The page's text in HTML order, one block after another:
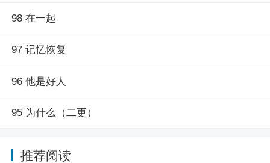
太子妃。
他想，怎么可能？
他爱上了最不应该爱的人。
伪太子妃实际上星际海盗头子女主X温润如玉的贵族公
ABO设定，但是这部分内容很少，就是借这个设定谈恋
98 在一起
97 记忆恢复
96 他是好人
95 为什么（二更）
推荐阅读